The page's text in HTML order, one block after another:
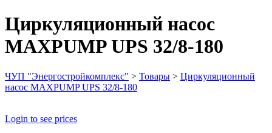
Циркуляционный насос
MAXPUMP UPS 32/8-180
ЧУП "Энергостройкомплекс" > Товары > Циркуляционный
насос MAXPUMP UPS 32/8-180
Login to see prices